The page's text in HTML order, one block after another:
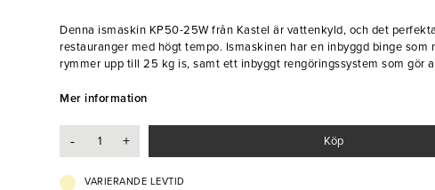
Denna ismaskin KP50-25W från Kastel är vattenkyld, och det
restauranger med högt tempo. Ismaskinen har en inbyggd binge som
rymmer upp till 25 kg is, samt ett inbyggt rengöringssystem som gör
storlek så att du kan kyla olika goda drycker och andra råvaror utan
- Kapacitet: 50 kg/dygn
- Kubstorlek: 18g
Mer information
- + Köp
VARIERANDE LEVTID